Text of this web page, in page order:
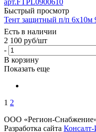
Быстрый просмотр
Тент защитный п/п 6х10м
Есть в наличии
2 100 руб/шт
-
В корзину
Показать еще
1 2
ООО «Регион-
Разработка сайта